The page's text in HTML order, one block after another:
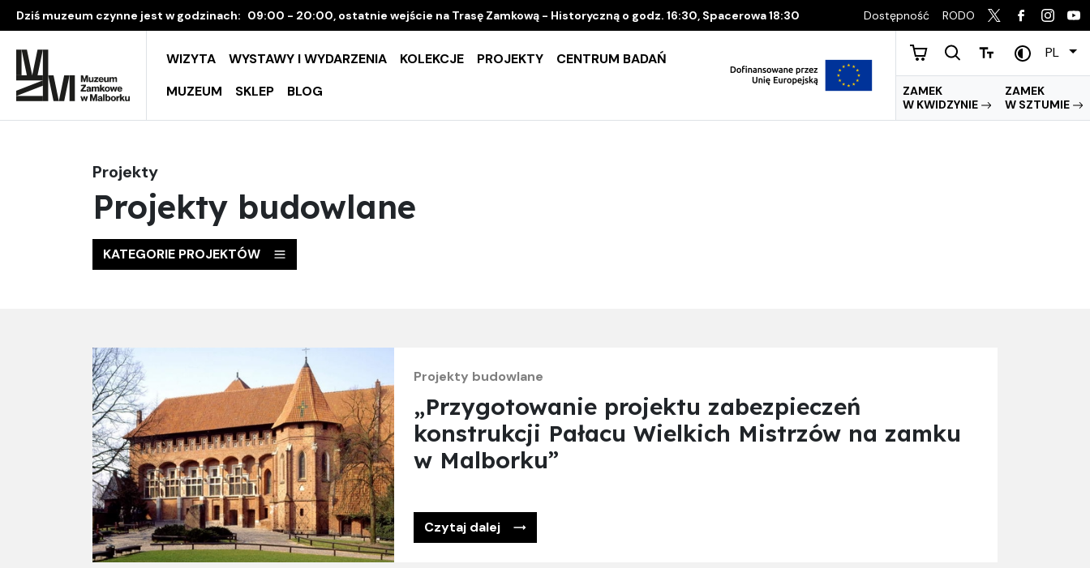
Dziś muzeum czynne jest w godzinach: 09:00 - 20:00, ostatnie wejście na Trasę Zamkową - Historyczną o godz. 16:30, Spacerowa 18:30 Dostępność RODO
WIZYTA WYSTAWY I WYDARZENIA KOLEKCJE PROJEKTY
CENTRUM BADAŃ
MUZEUM
SKLEP BLOG
PL
ZAMEK
W KWIDZYNIE
ZAMEK
W SZTUMIE
Projekty
Projekty budowlane
KATEGORIE PROJEKTÓW
Projekty budowlane
„Przygotowanie projektu zabezpieczeń
konstrukcji Pałacu Wielkich Mistrzów na zamku
w Malborku”
Czytaj dalej